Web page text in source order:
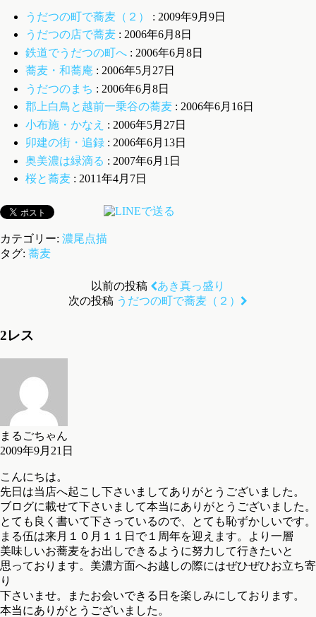
うだつの町で蕎麦（２）
: 2009年9月9日
うだつの店で蕎麦: 2006年6月8日
鉄道でうだつの町へ: 2006年6月8日
蕎麦・和蕎庵 : 2006年5月27日
うだつのまち : 2006年6月8日
郡上白鳥と越前一乗谷の蕎麦: 2006年6月16日
小布施・かなえ : 2006年5月27日
卯建の街・追録: 2006年6月13日
奥美濃は緑滴る : 2007年6月1日
桜と蕎麦: 2011年4月7日
カテゴリー: 濃尾点描
タグ: 蕎麦
以前の投稿
あき真っ盛り
次の投稿 うだつの町で蕎麦（２）
2レス
まるごちゃん
2009年9月21日
こんにちは。
先日は当店へ起こし下さいましてありがとうございました。
ブログに載せて下さいまして本当にありがとうございました。
とても良く書いて下さっているので、とても恥ずかしいです。
まる伍は来月１０月１１日で１周年を迎えます。より一層
美味しいお蕎麦をお出しできるように努力して行きたいと
思っております。美濃方面へお越しの際にはぜひぜひお立ち寄
り
下さいませ。またお会いできる日を楽しみにしております。
本当にありがとうございました。